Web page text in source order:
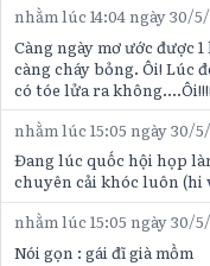
nhằm lúc 14:04 ngày 30/5/
Càng ngày mơ ước được
càng cháy bỏng. Ôi! Lúc
có tóe lửa ra
nhằm lúc 15:05 ngày 30/
Đang lúc quốc hội họp
chuyên cải khóc luôn (hi
nhằm lúc 15:05 ngày 30/
Nói gọn : gái đĩ già mồm